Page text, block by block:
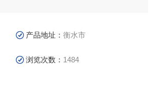
产品地址：衡水市
浏览次数： 1484